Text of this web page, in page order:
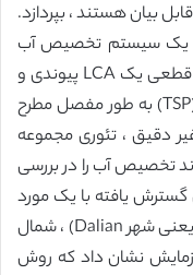
بیان هستند ، بپردازد.
یک سیستم تخصیص آب
شهری (UWAS) پیچیده در یک محیط غیر قطعی یک LCA پیوندی و
مدلهای برنامه ریزی تصادفی دو مرحله ای (TSP) به طور مفصل مطرح
دقیق ، تئوری مجموعه
تخصیص آب را در بررسی
یافته با یک مورد
مطالعاتی در شهری که دچار بحران آب بود (یعنی شهر Dalian) ، شمال
نشان داد که روش